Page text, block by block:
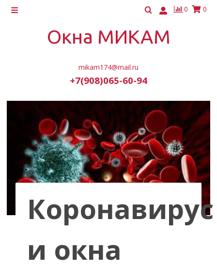
0 0
Окна МИКАМ
mikam174@mail.ru
+7(908)065-60-94
Коронавирус
и окна